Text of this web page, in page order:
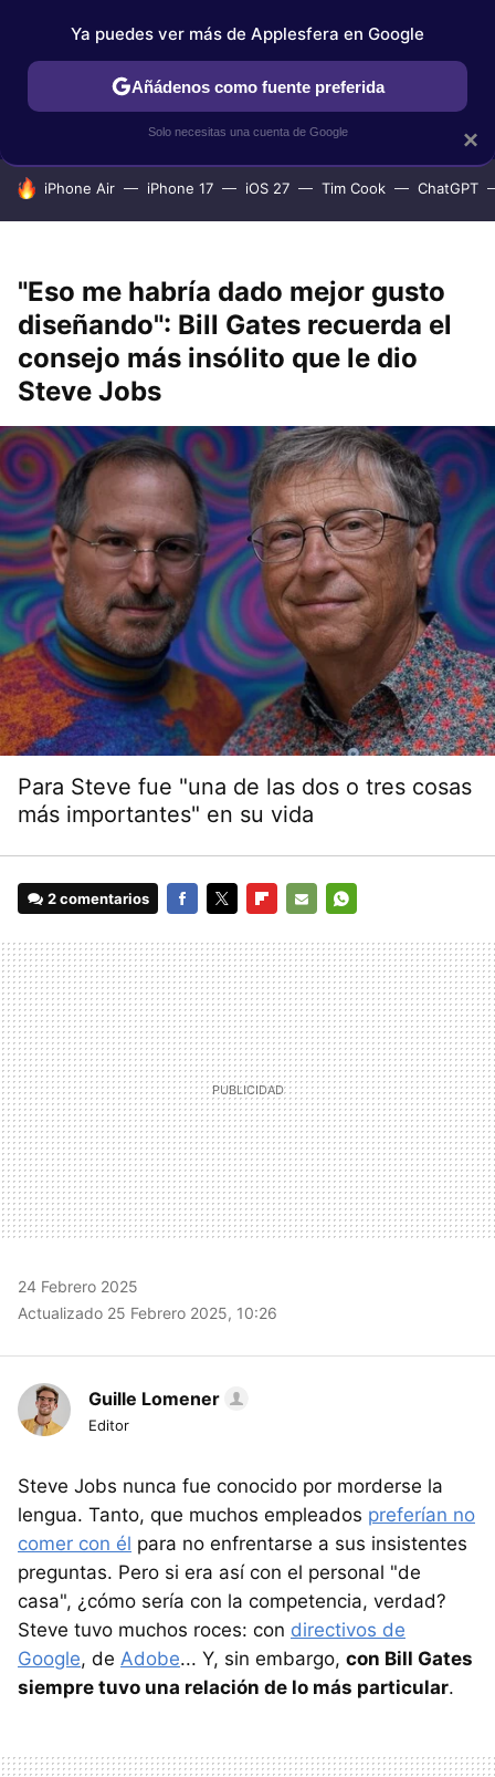
IPHONE TUTORIALES APPLESFERA SELECCIÓN
HOY SE HABLA DE
iPhone Air iPhone 17 iOS 27 Tim Cook ChatGPT
"Eso me habría dado mejor gusto
diseñando": Bill Gates recuerda el
consejo más insólito que le dio
Steve Jobs
Para Steve fue "una de las dos o tres cosas
más importantes" en su vida
2 comentarios
MAIL
24 Febrero 2025
Actualizado 25 Febrero 2025, 10:26
Guille Lomener
Editor
Steve Jobs nunca fue conocido por morderse la
lengua. Tanto, que muchos empleados preferían no
comer con él para no enfrentarse a sus insistentes
preguntas. Pero si era así con el personal "de
casa", ¿cómo sería con la competencia, verdad?
Steve tuvo muchos roces: con directivos de
Google, de Adobe... Y, sin embargo, con Bill Gates
siempre tuvo una relación de lo más particular.
×
Ya puedes ver más de Applesfera en Google
Añádenos como fuente preferida
Solo necesitas una cuenta de Google